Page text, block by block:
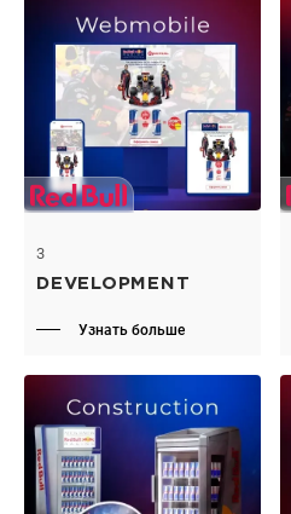
3
DEVELOPMENT
Узнать больше